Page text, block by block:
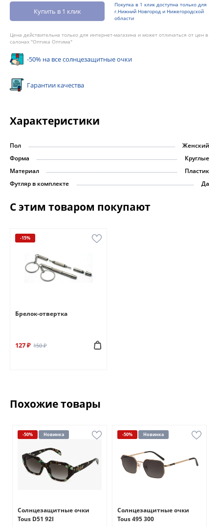
Купить в 1 клик
Покупка в 1 клик доступна только для
г.Нижний Новгород и Нижегородской
области
Цена действительна только для интернет-магазина и может отличаться от цен в
салонах "Оптика Оптима"
-50% на все солнцезащитные очки
Гарантии качества
Характеристики
Пол
Женский
Форма
Круглые
Материал
Пластик
Футляр в комплекте
Да
С этим товаром покупают
-15%
Брелок-отвертка
127 ₽ 150 ₽
Похожие товары
-50% Новинка
Солнцезащитные очки
Tous D51 92I
-50% Новинка
Солнцезащитные очки
Tous 495 300